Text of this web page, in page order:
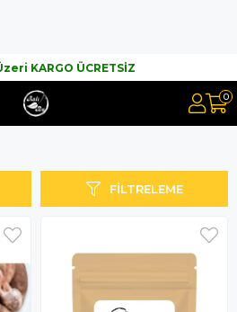
KARGO ÜCRETSİZ
0
FILTRELEME